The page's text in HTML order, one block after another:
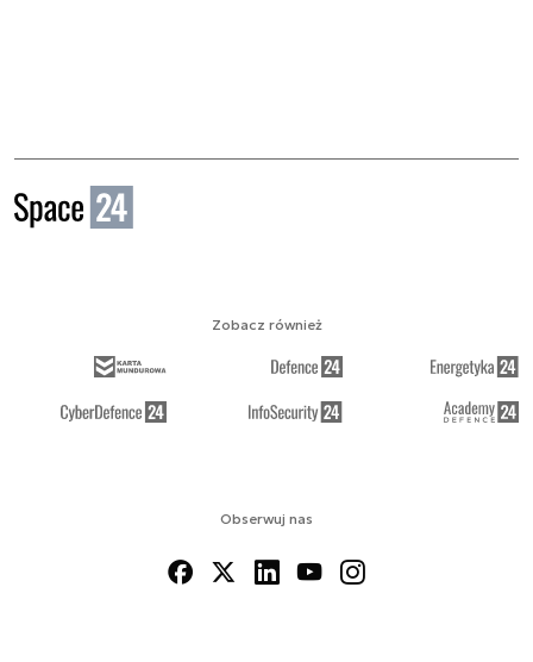
Obserwuj nas
Zobacz również